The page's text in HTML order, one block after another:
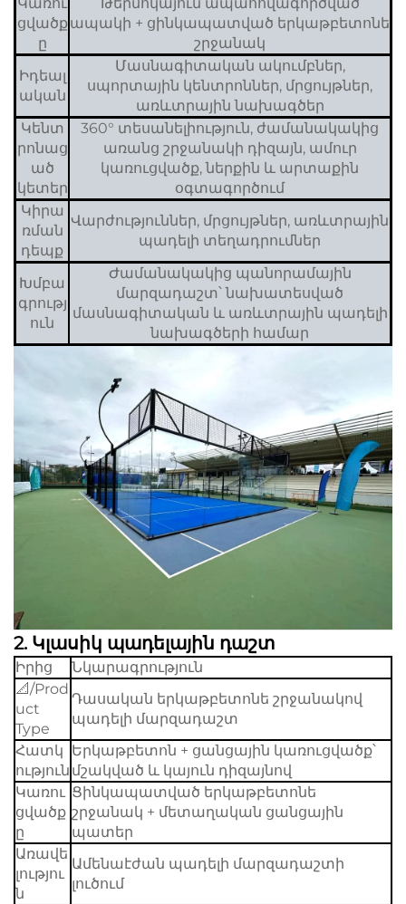
ցվածք
ը
ապակի + ցինկապատված երկաթբետոնե
շրջանակ
Իդեալ
ական
Մասնագիտական ակումբներ,
սպորտային կենտրոններ, մրցույթներ,
առևտրային նախագծեր
Կենտ
րոնաց
ած
կետեր
360° տեսանելիություն, ժամանակակից
առանց շրջանակի դիզայն, ամուր
կառուցվածք, ներքին և արտաքին
օգտագործում
Կիրա
ռման
դեպք
Վարժություններ, մրցույթներ, առևտրային
պադելի տեղադրումներ
Խմբա
գրությ
ուն
Ժամանակակից պանորամային
մարզադաշտ՝ նախատեսված
մասնագիտական և առևտրային պադելի
նախագծերի համար
2. Կլասիկ պադելային դաշտ
Իրից
Նկարագրություն
📐/Prod
uct
Type
Դասական երկաթբետոնե շրջանակով
պադելի մարզադաշտ
Հատկ
ություն
Երկաթբետոն + ցանցային կառուցվածք՝
մշակված և կայուն դիզայնով
Կառու
ցվածք
ը
Ցինկապատված երկաթբետոնե
շրջանակ + մետաղական ցանցային
պատեր
Առավե
լությու
ն
Ամենաէժան պադելի մարզադաշտի
լուծում